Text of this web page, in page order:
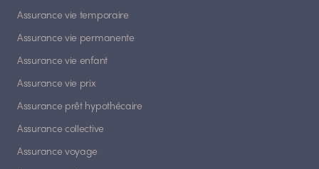
Assurance vie temporaire
Assurance vie permanente
Assurance vie enfant
Assurance vie prix
Assurance prêt hypothécaire
Assurance collective
Assurance voyage